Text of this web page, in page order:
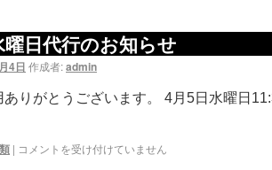
日代行のお知らせ
4日 作成者:admin
ありがとうございます。 4月5日水曜日
| コメントを受け付けていません